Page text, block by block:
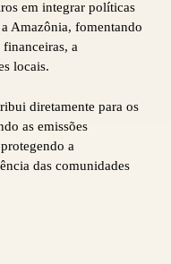
em integrar políticas
Amazônia, fomentando
a
locais.
diretamente para os
as emissões
a
das comunidades